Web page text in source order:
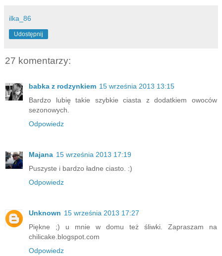
ilka_86
Udostępnij
27 komentarzy:
babka z rodzynkiem 15 września 2013 13:15
Bardzo lubię takie szybkie ciasta z dodatkiem owoców
sezonowych.
Odpowiedz
Majana 15 września 2013 17:19
Puszyste i bardzo ładne ciasto. :)
Odpowiedz
Unknown 15 września 2013 17:27
Piękne ;) u mnie w domu też śliwki. Zapraszam na
chilicake.blogspot.com
Odpowiedz